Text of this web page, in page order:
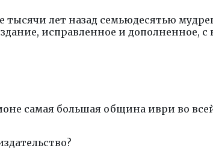
лет назад семьюдесятью
исправленное и дополненное,
самая большая община иври во